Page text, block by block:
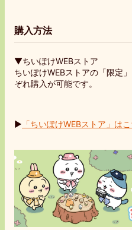
購入方法
▼ちいぽけWEBストア
ちいぽけWEBストアの「限定
ぞれ購入が可能です。
▶︎ 「ちいぽけWEBストア」は